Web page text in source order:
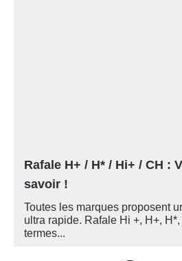
Rafale H+ / H* / Hi+ / CH :
savoir !
Toutes les marques proposent
ultra rapide. Rafale Hi +, H+,
termes...